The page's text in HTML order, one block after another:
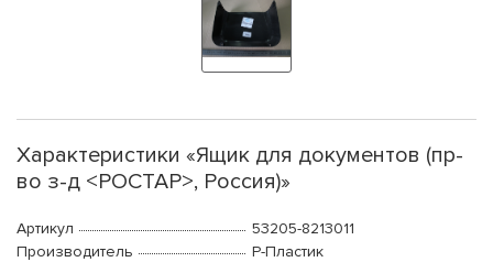
Характеристики «Ящик для документов (пр-
во з-д <РОСТАР>, Россия)»
Артикул
53205-8213011
Производитель
Р-Пластик